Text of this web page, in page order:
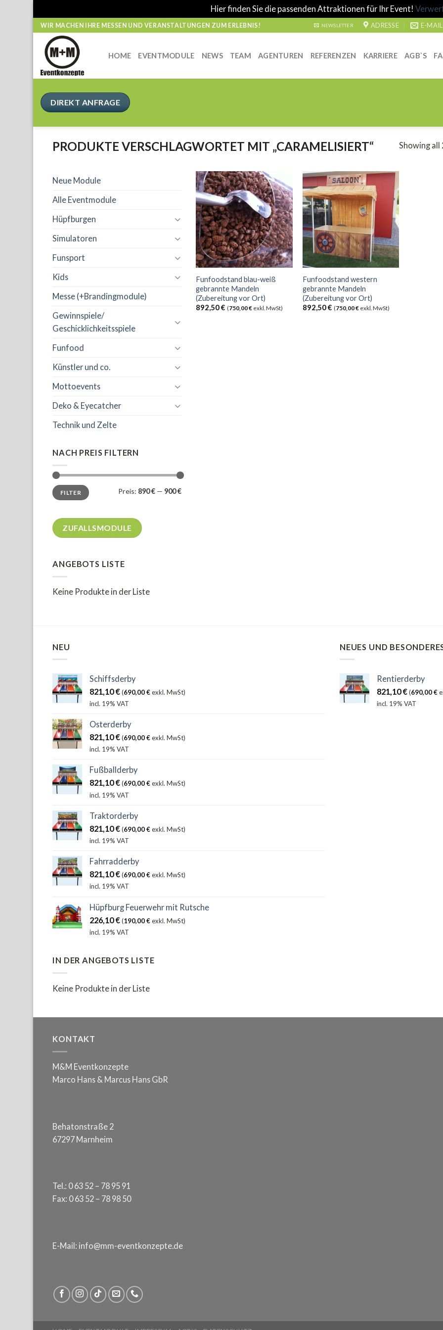
Hier finden Sie die passenden Attraktionen für Ihr Event!
Skip
content
WIR MACHEN IHRE MESSEN UND VERANSTALTUNGEN ZUM ERLEBNIS! NEWSLETTER ADRESSE E-MAIL
HOME EVENTMODULE NEWS TEAM AGENTUREN REFERENZEN KARRIERE AGB`S
DIREKT ANFRAGE
PRODUKTE VERSCHLAGWORTET MIT „CARAMELISIERT“ Showing all
Neue Module
Alle Eventmodule
Hüpfburgen
Simulatoren
Funsport
Kids
Messe (+Brandingmodule)
Gewinnspiele/
Geschicklichkeitsspiele
Funfood
Künstler und co.
Mottoevents
Deko & Eyecatcher
Technik und Zelte
NACH PREIS FILTERN
Min.
Preis
Max.
PreisFILTER Preis: 890 €— 900 €
ZUFALLSMODULE
ANGEBOTS LISTE
Keine Produkte in der Liste
Funfoodstand blau-weiß
gebrannte Mandeln
(Zubereitung vor Ort)
892,50€ (750,00€ exkl. MwSt)
Funfoodstand western
gebrannte Mandeln
(Zubereitung vor Ort)
892,50€ (750,00€exkl. MwSt)
NEU
Schiffsderby
821,10€ (690,00€exkl. MwSt)
incl. 19% VAT
Osterderby
821,10€ (690,00€exkl. MwSt)
incl. 19% VAT
Fußballderby
821,10€ (690,00€exkl. MwSt)
incl. 19% VAT
Traktorderby
821,10€ (690,00€exkl. MwSt)
incl. 19% VAT
Fahrradderby
821,10€ (690,00€exkl. MwSt)
incl. 19% VAT
Hüpfburg Feuerwehr mit Rutsche
226,10€ (190,00€exkl. MwSt)
incl. 19% VAT
NEUES UND
Rentierderby
821,10€(690,00€
incl. 19% VAT
IN DER ANGEBOTS LISTE
Keine Produkte in der Liste
KONTAKT
M&M Eventkonzepte
Marco Hans & Marcus Hans GbR
Behatonstraße 2
67297 Marnheim
Tel.: 0 63 52 – 78 95 91
Fax: 0 63 52 – 78 98 50
E-Mail: info@mm-eventkonzepte.de